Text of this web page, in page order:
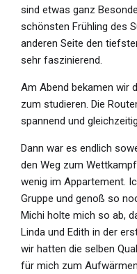
sind etwas ganz
schönsten Frühling des
anderen Seite den
sehr faszinierend.
Am Abend bekamen wir
zum studieren. Die
spannend und
Dann war es endlich
den Weg zum
wenig im Appartement.
Gruppe und genoß so
Michi holte mich so ab,
Linda und Edith in der
wir hatten die selben
für mich zum